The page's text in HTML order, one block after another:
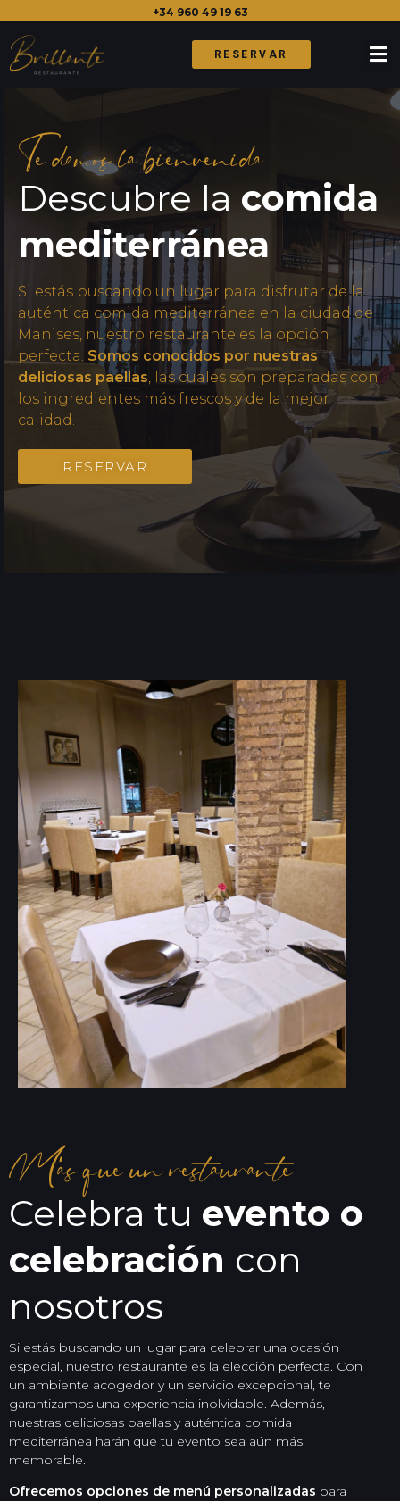
+34 960 49 19 63
RESERVAR
Te damos la bienvenida
Descubre la comida
mediterránea
Si estás buscando un lugar para disfrutar de la
auténtica comida mediterránea en la ciudad de
Manises, nuestro restaurante es la opción
perfecta. Somos conocidos por nuestras
deliciosas paellas , las cuales son preparadas con
los ingredientes más frescos y de la mejor
calidad.
RESERVAR
Más que un restaurante
Celebra tu evento o
celebración con
nosotros
Si estás buscando un lugar para celebrar una ocasión
especial, nuestro restaurante es la elección perfecta. Con
un ambiente acogedor y un servicio excepcional, te
garantizamos una experiencia inolvidable. Además,
nuestras deliciosas paellas y auténtica comida
mediterránea harán que tu evento sea aún más
memorable.
Ofrecemos opciones de menú personalizadas para